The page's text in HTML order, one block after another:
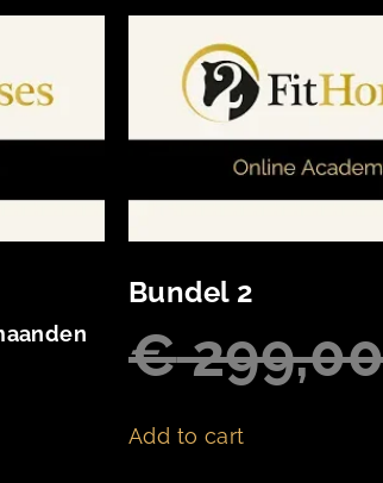
Bundel 2
€
Add to cart